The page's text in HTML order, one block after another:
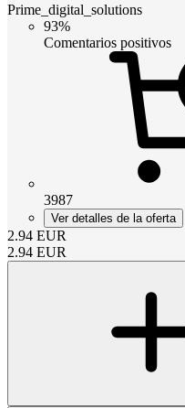
Prime_digital_solutions
93%
Comentarios positivos
3987
Ver detalles de la oferta
2.94 EUR
2.94 EUR